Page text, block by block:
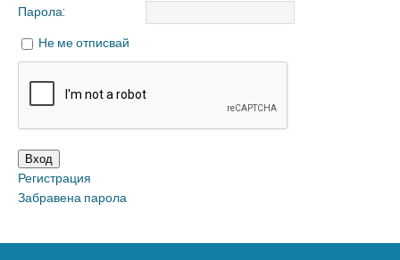
Парола:
Не ме отписвай
Вход
Регистрация
Забравена парола